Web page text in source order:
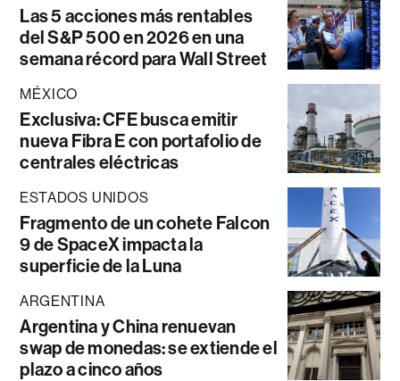
Las 5 acciones más rentables
del S&P 500 en 2026 en una
semana récord para Wall Street
MÉXICO
Exclusiva: CFE busca emitir
nueva Fibra E con portafolio de
centrales eléctricas
ESTADOS UNIDOS
Fragmento de un cohete Falcon
9 de SpaceX impacta la
superficie de la Luna
ARGENTINA
Argentina y China renuevan
swap de monedas: se extiende el
plazo a cinco años